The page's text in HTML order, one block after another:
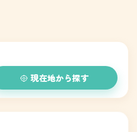
現在地から探す